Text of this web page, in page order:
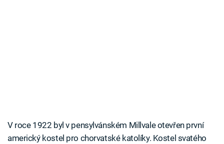
V roce 1922 byl v pensylvánském Millvale otevřen první
americký kostel pro chorvatské katolíky. Kostel svatého